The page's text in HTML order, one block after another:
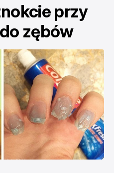
przy
zębów